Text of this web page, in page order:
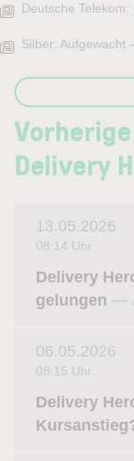
Deutsche
Silber: Aufgewacht
Delivery
13.05.2026
08:14 Uhr
Delivery
gelungen —
06.05.2026
08:15 Uhr
Delivery